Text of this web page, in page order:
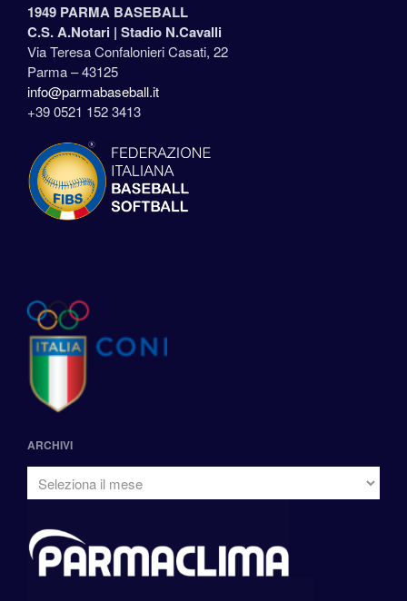
1949 PARMA BASEBALL
C.S. A.Notari | Stadio N.Cavalli
Via Teresa Confalonieri Casati, 22
Parma – 43125
info@parmabaseball.it
+39 0521 152 3413
ARCHIVI